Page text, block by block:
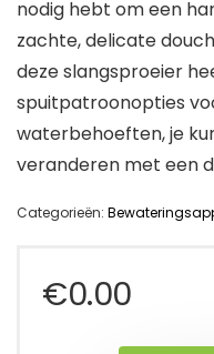
nodig hebt om een
zachte, delicate
deze slangsproeier
spuitpatroonopties
waterbehoeften, je
veranderen met een
Categorieën:
€0.00